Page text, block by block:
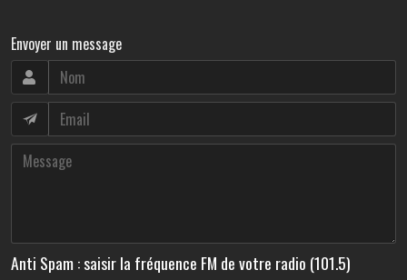
Envoyer un message
Anti Spam : saisir la fréquence FM de votre radio (101.5)